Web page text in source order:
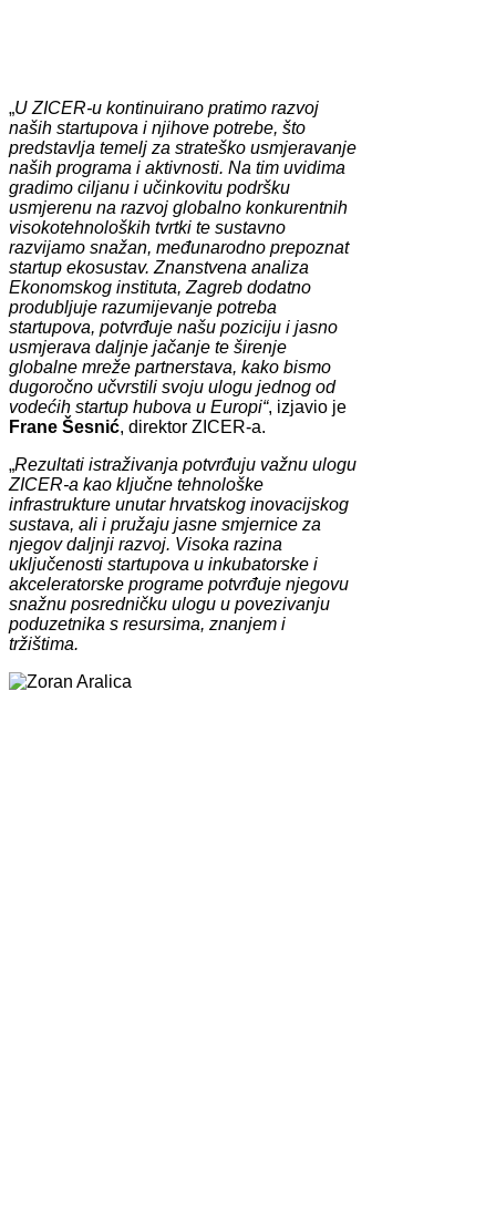
„U ZICER-u kontinuirano pratimo razvoj
naših startupova i njihove potrebe, što
predstavlja temelj za strateško usmjeravanje
naših programa i aktivnosti. Na tim uvidima
gradimo ciljanu i učinkovitu podršku
usmjerenu na razvoj globalno konkurentnih
visokotehnoloških tvrtki te sustavno
razvijamo snažan, međunarodno prepoznat
startup ekosustav. Znanstvena analiza
Ekonomskog instituta, Zagreb dodatno
produbljuje razumijevanje potreba
startupova, potvrđuje našu poziciju i jasno
usmjerava daljnje jačanje te širenje
globalne mreže partnerstava, kako bismo
dugoročno učvrstili svoju ulogu jednog od
vodećih startup hubova u Europi“, izjavio je
Frane Šesnić, direktor ZICER-a.
„Rezultati istraživanja potvrđuju važnu ulogu
ZICER-a kao ključne tehnološke
infrastrukture unutar hrvatskog inovacijskog
sustava, ali i pružaju jasne smjernice za
njegov daljnji razvoj. Visoka razina
uključenosti startupova u inkubatorske i
akceleratorske programe potvrđuje njegovu
snažnu posredničku ulogu u povezivanju
poduzetnika s resursima, znanjem i
tržištima.